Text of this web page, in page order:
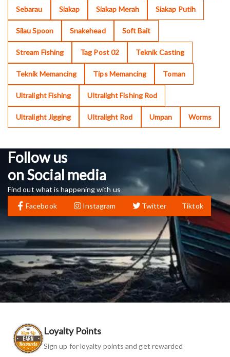
Sebarau Siakap Siakap Merah Siakap Putih
Silau Spoon Snakehead Soft Bait
Stream Fishing Tag Post 02 Teknik Casting
Teknik Memancing Tips Memancing Toman
Ultralight Fishing Ultralight Fishing Rod
Ultralight Jigging Ultralight Rod Umpan Worms
Follow us
on Social media
Find out what is happening with us
Facebook
Instagram Twitter Tiktok
Loyalty Points
Sign up for loyalty points and get rewarded